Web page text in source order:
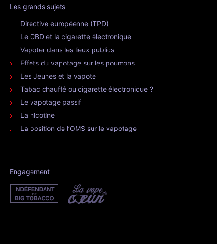
Les grands sujets
Directive européenne (TPD)
Le CBD et la cigarette électronique
Vapoter dans les lieux publics
Effets du vapotage sur les poumons
Les Jeunes et la vapote
Tabac chauffé ou cigarette électronique ?
Le vapotage passif
La nicotine
La position de l’OMS sur le vapotage
Engagement